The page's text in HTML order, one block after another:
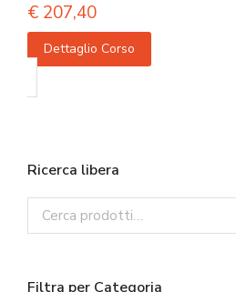
€ 207,40
Dettaglio Corso
Ricerca libera
Filtra per Categoria